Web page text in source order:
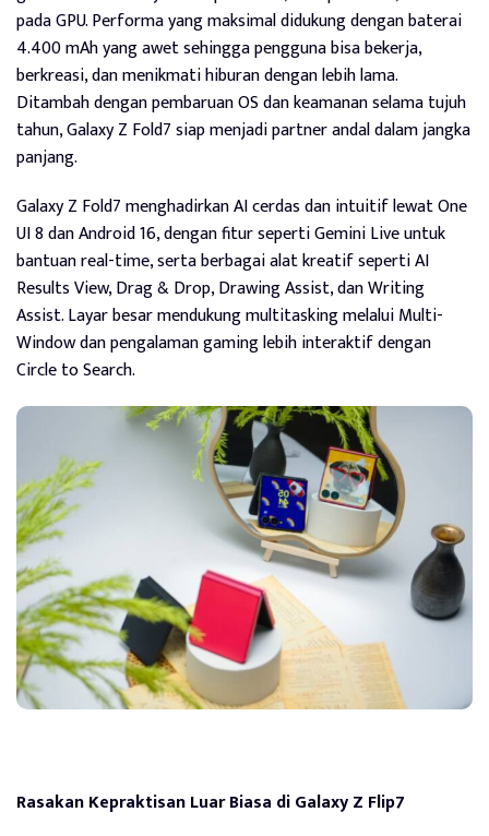
pada GPU. Performa yang maksimal didukung dengan baterai
4.400 mAh yang awet sehingga pengguna bisa bekerja,
berkreasi, dan menikmati hiburan dengan lebih lama.
Ditambah dengan pembaruan OS dan keamanan selama tujuh
tahun, Galaxy Z Fold7 siap menjadi partner andal dalam jangka
panjang.
Galaxy Z Fold7 menghadirkan AI cerdas dan intuitif lewat One
UI 8 dan Android 16, dengan fitur seperti Gemini Live untuk
bantuan real-time, serta berbagai alat kreatif seperti AI
Results View, Drag & Drop, Drawing Assist, dan Writing
Assist. Layar besar mendukung multitasking melalui Multi-
Window dan pengalaman gaming lebih interaktif dengan
Circle to Search.
Rasakan Kepraktisan Luar Biasa di Galaxy Z Flip7